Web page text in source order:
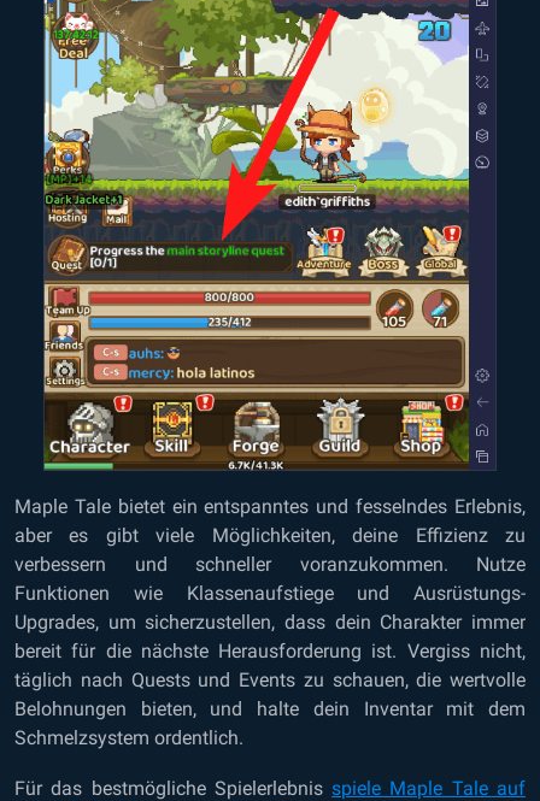
Maple Tale bietet ein entspanntes und fesselndes Erlebnis,
aber es gibt viele Möglichkeiten, deine Effizienz zu
verbessern und schneller voranzukommen. Nutze
Funktionen wie Klassenaufstiege und Ausrüstungs-
Upgrades, um sicherzustellen, dass dein Charakter immer
bereit für die nächste Herausforderung ist. Vergiss nicht,
täglich nach Quests und Events zu schauen, die wertvolle
Belohnungen bieten, und halte dein Inventar mit dem
Schmelzsystem ordentlich.
Für das bestmögliche Spielerlebnis spiele Maple Tale auf